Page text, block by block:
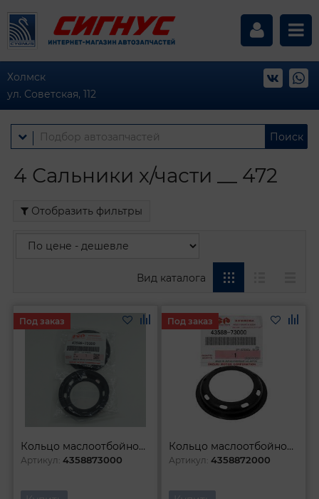
Холмск
ул. Советская, 112
Поиск
4 Сальники х/части __ 472
Отобразить фильтры
Вид каталога
Кольцо маслоотбойное задней полуоси
Артикул:4358873000
Под заказ
Кольцо маслоотбойное полуоси
Артикул:4358872000
Под заказ